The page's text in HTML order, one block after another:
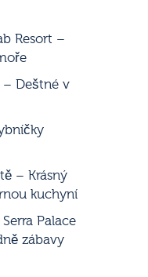
Resort –
– Deštné v
– Krásný
kuchyní
Palace
zábavy